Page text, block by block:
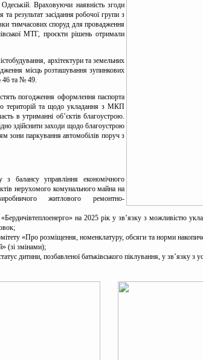
Враховуючи наявність згоди
результат засідання робочої групи з
тимчасових споруд для провадження
МТГ, проєкти рішень отримали
архітектури та земельних
місць розташування зупинкових
46 та № 49.
погодження оформлення паспорта
територій та щодо укладання з МКП
в утриманні об’єктів благоустрою.
здійснити заходи щодо благоустрою
зони паркування автомобілів поруч з
з балансу управління економічного
нерухомого комунального майна на
житлового ремонтно-
на 2025 рік у зв’язку з можливістю
«Про розміщення, номенклатуру, обсяги та норми
(зі змінами);
дитини, позбавленої батьківського піклування, у зв’язку з